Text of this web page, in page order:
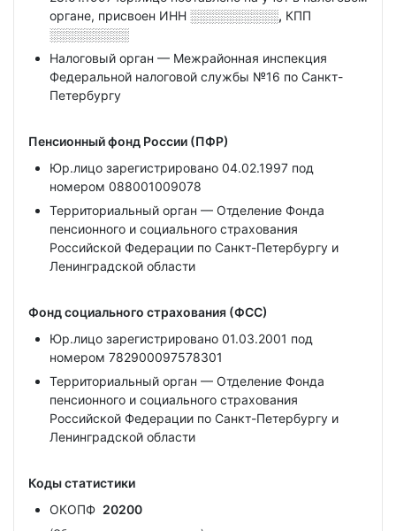
органе, присвоен ИНН ░░░░░░░░░░, КПП
░░░░░░░░░
Налоговый орган — Межрайонная инспекция
Федеральной налоговой службы №16 по Санкт-
Петербургу
Пенсионный фонд России (ПФР)
Юр.лицо зарегистрировано 04.02.1997 под
номером 088001009078
Территориальный орган — Отделение Фонда
пенсионного и социального страхования
Российской Федерации по Санкт-Петербургу и
Ленинградской области
Фонд социального страхования (ФСС)
Юр.лицо зарегистрировано 01.03.2001 под
номером 782900097578301
Территориальный орган — Отделение Фонда
пенсионного и социального страхования
Российской Федерации по Санкт-Петербургу и
Ленинградской области
Коды статистики
ОКОПФ 20200